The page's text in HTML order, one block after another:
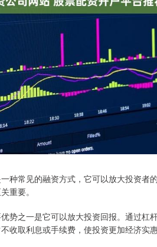
种常见的融资方式，它可以放大投资者
重要。
势之一是它可以放大投资回报。通过杠
收取利息或手续费，使投资更加经济实惠